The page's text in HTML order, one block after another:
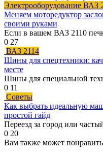
Электрооборудование ВАЗ
Меняем моторедуктор
своими руками
Если в вашем ВАЗ 2110
0 27
ВАЗ 2114
Шины для спецтехники:
месте
Шины для специальной
0 11
Советы
Как выбрать идеальную
простой гайд
Переезд за город или
0 20
Вам также может